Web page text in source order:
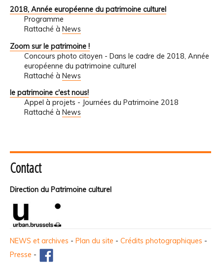
2018, Année européenne du patrimoine culturel
Programme
Rattaché à News
Zoom sur le patrimoine !
Concours photo citoyen - Dans le cadre de 2018, Année
européenne du patrimoine culturel
Rattaché à News
le patrimoine c'est nous!
Appel à projets - Journées du Patrimoine 2018
Rattaché à News
Contact
Direction du Patrimoine culturel
NEWS et archives - Plan du site - Crédits photographiques -
Presse -